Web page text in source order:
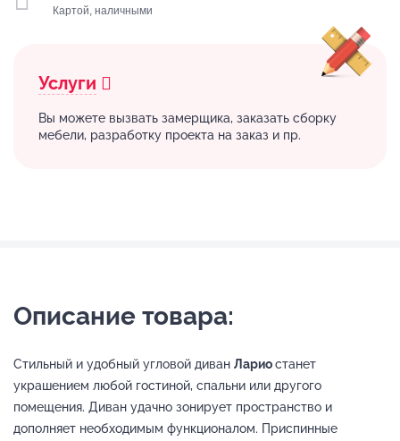
Картой, наличными
Услуги
Вы можете вызвать замерщика, заказать сборку
мебели, разработку проекта на заказ и пр.
Описание товара:
Стильный и удобный угловой диван Лариостанет
украшением любой гостиной, спальни или другого
помещения. Диван удачно зонирует пространство и
дополняет необходимым функционалом. Приспинные